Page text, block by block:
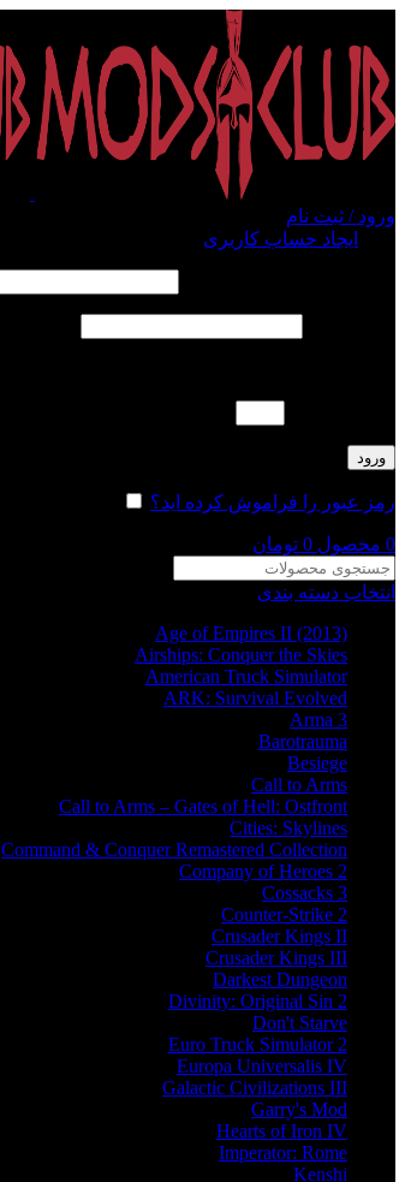
ورود / ثبت نام
ایجاد حساب کاربری
ورود
رمز عبور را فراموش کرده اید؟
0 محصول 0 تومان
انتخاب دسته بندی
Age of Empires II (2013)
Airships: Conquer the Skies
American Truck Simulator
ARK: Survival Evolved
Arma 3
Barotrauma
Besiege
Call to Arms
Call to Arms – Gates of Hell: Ostfront
Cities: Skylines
Command & Conquer Remastered Collection
Company of Heroes 2
Cossacks 3
Counter-Strike 2
Crusader Kings II
Crusader Kings III
Darkest Dungeon
Divinity: Original Sin 2
Don't Starve
Euro Truck Simulator 2
Europa Universalis IV
Galactic Civilizations III
Garry's Mod
Hearts of Iron IV
Imperator: Rome
Kenshi